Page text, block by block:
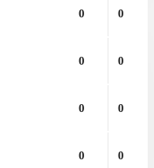
0 0
0 0
0 0
0 0